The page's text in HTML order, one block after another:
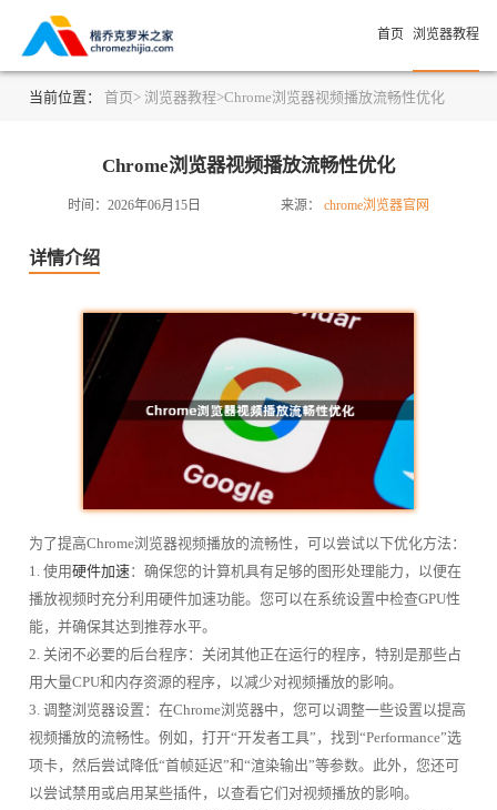
首页 浏览器教程
当前位置： 首页> 浏览器教程>Chrome浏览器视频播放流畅性优化
Chrome浏览器视频播放流畅性优化
时间：2026年06月15日 来源： chrome浏览器官网
详情介绍
为了提高Chrome浏览器视频播放的流畅性，可以尝试以下优化方法：
1. 使用硬件加速：确保您的计算机具有足够的图形处理能力，以便在
播放视频时充分利用硬件加速功能。您可以在系统设置中检查GPU性
能，并确保其达到推荐水平。
2. 关闭不必要的后台程序：关闭其他正在运行的程序，特别是那些占
用大量CPU和内存资源的程序，以减少对视频播放的影响。
3. 调整浏览器设置：在Chrome浏览器中，您可以调整一些设置以提高
视频播放的流畅性。例如，打开“开发者工具”，找到“Performance”选
项卡，然后尝试降低“首帧延迟”和“渲染输出”等参数。此外，您还可
以尝试禁用或启用某些插件，以查看它们对视频播放的影响。